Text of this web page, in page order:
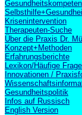
Krisenintervention
Therapeuten-Suche
Über die Praxis Dr.
Konzept+Methoden
Erfahrungsberichte
Lexikon/Häufige
Innovationen /
Gesundheitspolitik
Infos auf Russisch
English Version